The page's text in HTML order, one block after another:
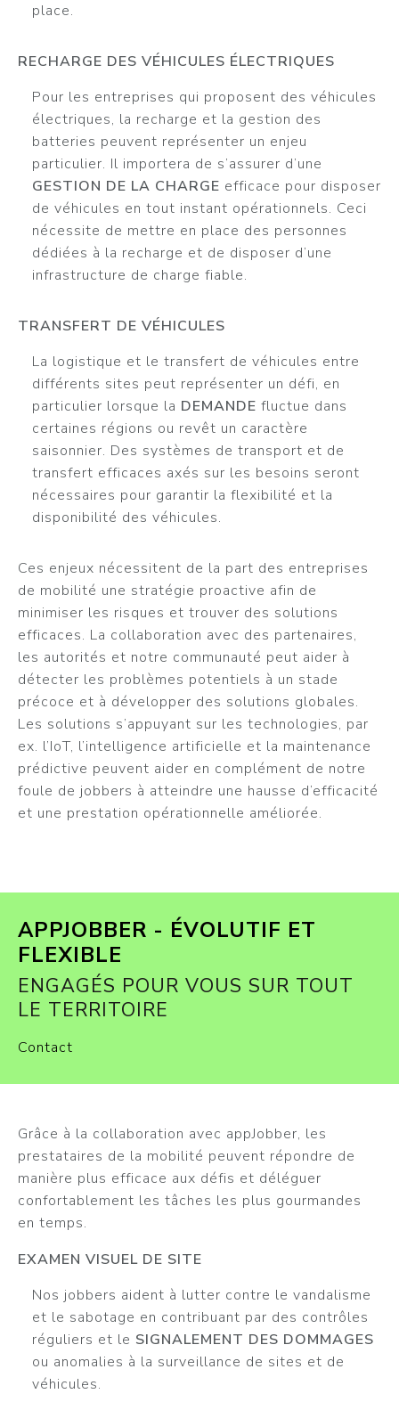
place.
RECHARGE DES VÉHICULES ÉLECTRIQUES
Pour les entreprises qui proposent des véhicules
électriques, la recharge et la gestion des
batteries peuvent représenter un enjeu
particulier. Il importera de s’assurer d’une
GESTION DE LA CHARGE efficace pour disposer
de véhicules en tout instant opérationnels. Ceci
nécessite de mettre en place des personnes
dédiées à la recharge et de disposer d’une
infrastructure de charge fiable.
TRANSFERT DE VÉHICULES
La logistique et le transfert de véhicules entre
différents sites peut représenter un défi, en
particulier lorsque la DEMANDE fluctue dans
certaines régions ou revêt un caractère
saisonnier. Des systèmes de transport et de
transfert efficaces axés sur les besoins seront
nécessaires pour garantir la flexibilité et la
disponibilité des véhicules.
Ces enjeux nécessitent de la part des entreprises
de mobilité une stratégie proactive afin de
minimiser les risques et trouver des solutions
efficaces. La collaboration avec des partenaires,
les autorités et notre communauté peut aider à
détecter les problèmes potentiels à un stade
précoce et à développer des solutions globales.
Les solutions s’appuyant sur les technologies, par
ex. l’IoT, l’intelligence artificielle et la maintenance
prédictive peuvent aider en complément de notre
foule de jobbers à atteindre une hausse d’efficacité
et une prestation opérationnelle améliorée.
APPJOBBER - ÉVOLUTIF ET
FLEXIBLE
ENGAGÉS POUR VOUS SUR TOUT
LE TERRITOIRE
Contact
Grâce à la collaboration avec appJobber, les
prestataires de la mobilité peuvent répondre de
manière plus efficace aux défis et déléguer
confortablement les tâches les plus gourmandes
en temps.
EXAMEN VISUEL DE SITE
Nos jobbers aident à lutter contre le vandalisme
et le sabotage en contribuant par des contrôles
réguliers et le SIGNALEMENT DES DOMMAGES
ou anomalies à la surveillance de sites et de
véhicules.